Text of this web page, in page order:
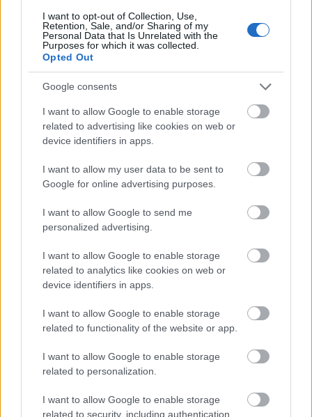
I want to opt-out of Collection, Use,
Retention, Sale, and/or Sharing of my
Personal Data that Is Unrelated with the
Purposes for which it was collected.
Opted Out
Google consents
I want to allow Google to enable storage
related to advertising like cookies on web or
device identifiers in apps.
I want to allow my user data to be sent to
Google for online advertising purposes.
I want to allow Google to send me
personalized advertising.
I want to allow Google to enable storage
related to analytics like cookies on web or
device identifiers in apps.
I want to allow Google to enable storage
related to functionality of the website or app.
I want to allow Google to enable storage
related to personalization.
I want to allow Google to enable storage
related to security, including authentication
Íme az előzetes, a film az eredeti tervek szerint
2021 októberében kerül a mozikba: